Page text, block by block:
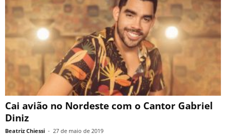
Cai avião no Nordeste com o Cantor Gabriel
Diniz
Beatriz Chiessi - 27 de maio de 2019